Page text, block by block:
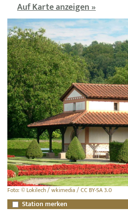
Auf Karte anzeigen »
Foto: © Lokilech / wkimedia / CC BY-SA 3.0
Station merken